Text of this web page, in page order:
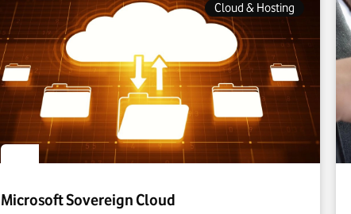
Cloud & Hosting
Microsoft Sovereign Cloud